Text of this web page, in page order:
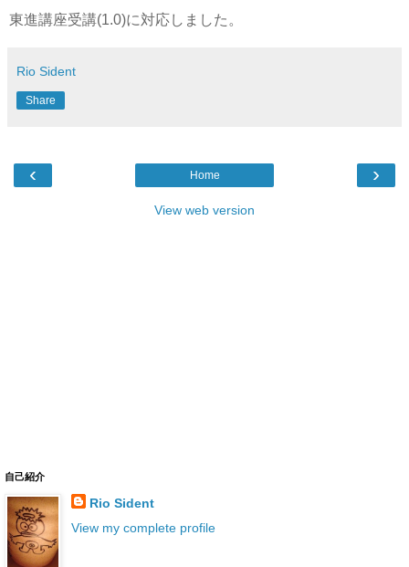
東進講座受講(1.0)に対応しました。
Rio Sident
Share
‹ ›
Home
View web version
自己紹介
Rio Sident
View my complete profile